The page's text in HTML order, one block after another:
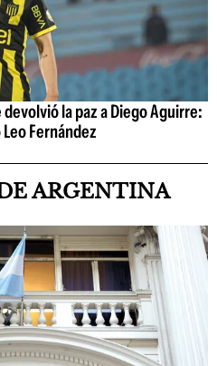
la paz a Diego Aguirre:
Fernández
ARGENTINA